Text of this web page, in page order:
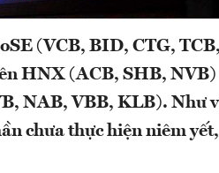
(VCB, BID, CTG,
HNX (ACB, SHB, NVB)
NAB, VBB, KLB). Như
chưa thực hiện niêm